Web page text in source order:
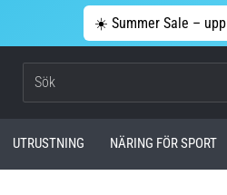
☀️ Summer Sale –
UTRUSTNING NÄRING FÖR SPORT